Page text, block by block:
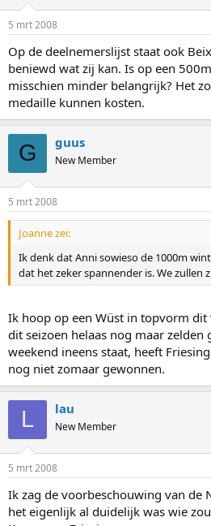
5 mrt 2008
Op de deelnemerslijst staat ook
beniewd wat zij kan. Is op een
misschien minder belangrijk? Het
medaille kunnen kosten.
G guus
New Member
5 mrt 2008
Joanne zei:
Ik denk dat Anni sowieso de 1000m
dat het zeker spannender is. We zullen
Ik hoop op een Wüst in topvorm dit
dit seizoen helaas nog maar zelden
weekend ineens staat, heeft
nog niet zomaar gewonnen.
L lau
New Member
5 mrt 2008
Ik zag de voorbeschouwing van de
het eigenlijk al duidelijk was wie